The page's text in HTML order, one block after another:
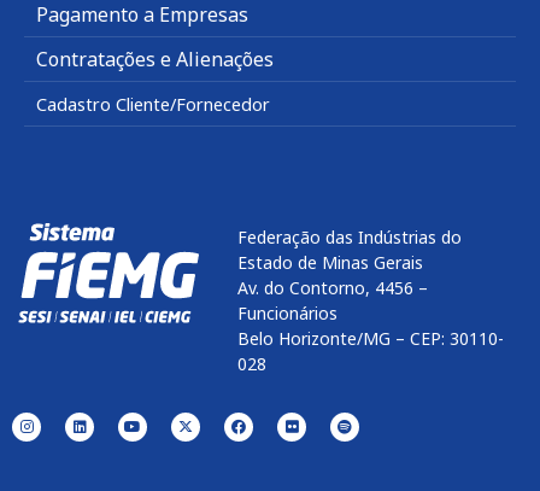
Pagamento a Empresas
Contratações e Alienações
Cadastro Cliente/Fornecedor
Federação das Indústrias do
Estado de Minas Gerais
Av. do Contorno, 4456 –
Funcionários
Belo Horizonte/MG – CEP: 30110-
028